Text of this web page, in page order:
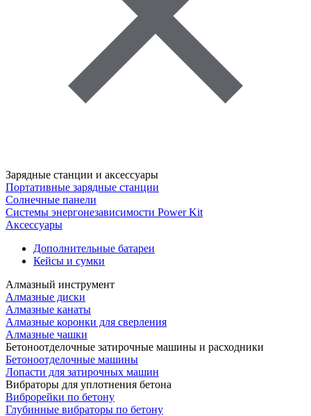
Зарядные станции и аксессуары
Портативные зарядные станции
Солнечные панели
Системы энергонезависимости Power Kit
Аксессуары
Дополнительные батареи
Кейсы и сумки
Алмазный инструмент
Алмазные диски
Алмазные канаты
Алмазные коронки для сверления
Алмазные чашки
Бетоноотделочные затирочные машины и расходники
Бетоноотделочные машины
Лопасти для затирочных машин
Вибраторы для уплотнения бетона
Виброрейки по бетону
Глубинные вибраторы по бетону